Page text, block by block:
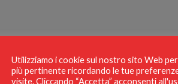
Utilizziamo i cookie sul nostro sito Web
più pertinente ricordando le tue
visite. Cliccando “Accetta” acconsenti